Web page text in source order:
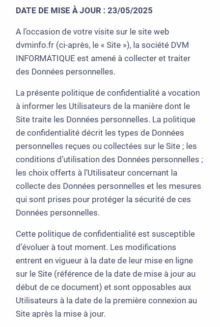
DATE DE MISE À JOUR : 23/05/2025
A l’occasion de votre visite sur le site web
dvminfo.fr (ci-après, le « Site »), la société DVM
INFORMATIQUE est amené à collecter et traiter
des Données personnelles.
La présente politique de confidentialité a vocation
à informer les Utilisateurs de la manière dont le
Site traite les Données personnelles. La politique
de confidentialité décrit les types de Données
personnelles reçues ou collectées sur le Site ; les
conditions d’utilisation des Données personnelles ;
les choix offerts à l’Utilisateur concernant la
collecte des Données personnelles et les mesures
qui sont prises pour protéger la sécurité de ces
Données personnelles.
Cette politique de confidentialité est susceptible
d’évoluer à tout moment. Les modifications
entrent en vigueur à la date de leur mise en ligne
sur le Site (référence de la date de mise à jour au
début de ce document) et sont opposables aux
Utilisateurs à la date de la première connexion au
Site après la mise à jour.